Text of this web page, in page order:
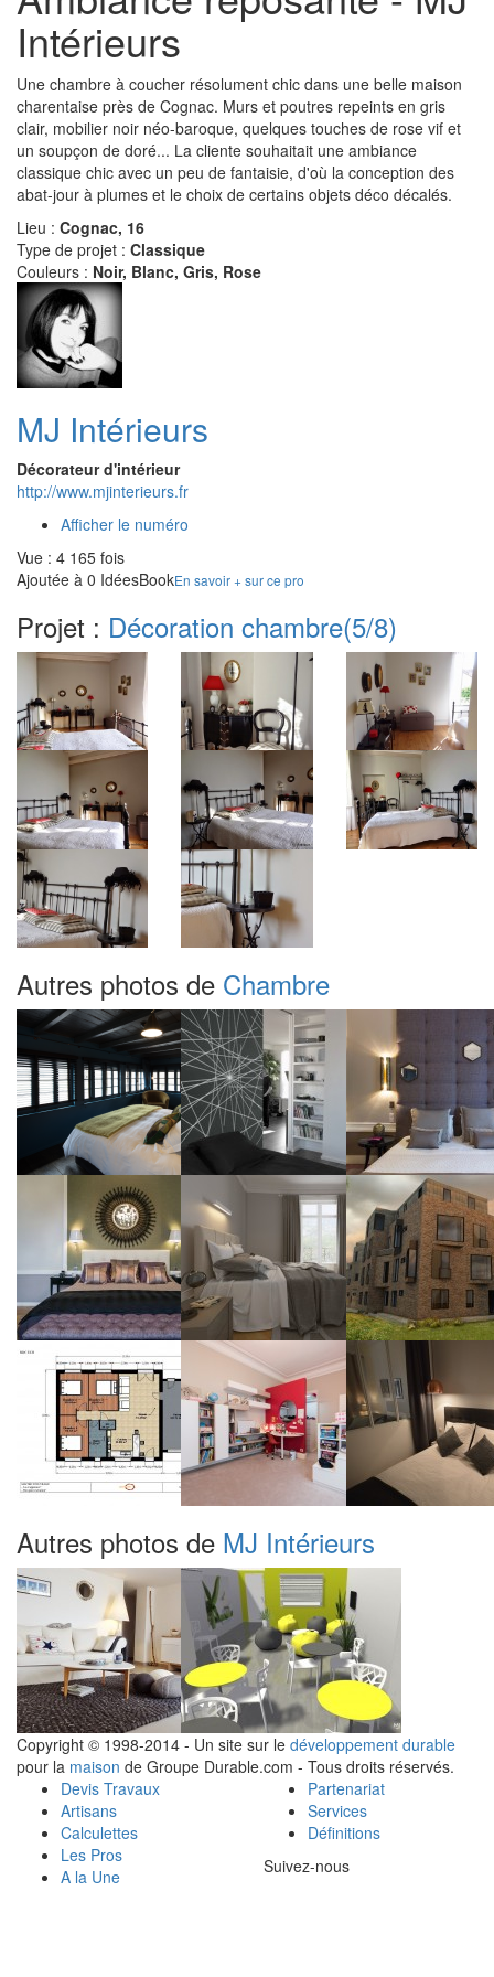
Intérieurs
Une chambre à coucher résolument chic dans une belle maison
charentaise près de Cognac. Murs et poutres repeints en gris
clair, mobilier noir néo-baroque, quelques touches de rose vif et
un soupçon de doré... La cliente souhaitait une ambiance
classique chic avec un peu de fantaisie, d'où la conception des
abat-jour à plumes et le choix de certains objets déco décalés.
Lieu : Cognac, 16
Type de projet : Classique
Couleurs : Noir, Blanc, Gris, Rose
MJ Intérieurs
Décorateur d'intérieur
http://www.mjinterieurs.fr
Afficher le numéro
Vue : 4 165 fois
Ajoutée à 0 IdéesBookEn savoir + sur ce pro
Projet : Décoration chambre(5/8)
Autres photos de Chambre
Autres photos de MJ Intérieurs
Copyright © 1998-2014 - Un site sur le développement durable
pour la maison de Groupe Durable.com - Tous droits réservés.
Devis Travaux
Artisans
Calculettes
Les Pros
A la Une
Partenariat
Services
Définitions
Suivez-nous